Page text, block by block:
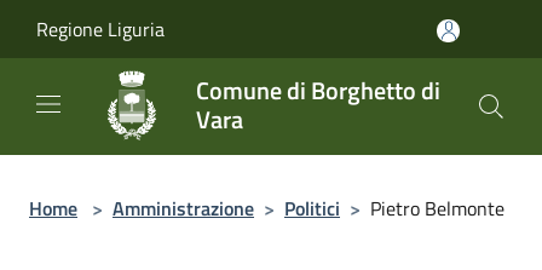
Regione Liguria
Comune di Borghetto di
Vara
Home > Amministrazione > Politici > Pietro Belmonte